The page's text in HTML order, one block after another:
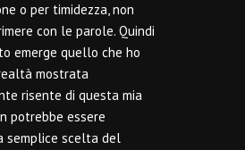
o per timidezza, non
con le parole. Quindi
emerge quello che ho
mostrata
risente di questa mia
potrebbe essere
semplice scelta del